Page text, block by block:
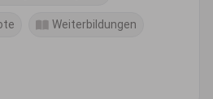
Weiterbildungen